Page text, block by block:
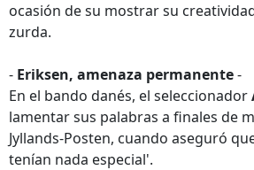
ocasión de su mostrar su
zurda.
- Eriksen, amenaza permanente-
En el bando danés, el seleccionador
lamentar sus palabras a finales de
Jyllands-Posten, cuando aseguró
tenían nada especial'.